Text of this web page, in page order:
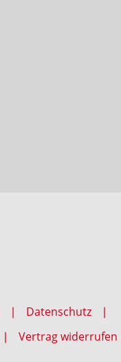
Datenschutz
Vertrag widerrufen